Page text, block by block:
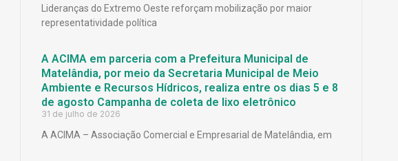
Lideranças do Extremo Oeste reforçam mobilização por maior
representatividade política
A ACIMA em parceria com a Prefeitura Municipal de
Matelândia, por meio da Secretaria Municipal de Meio
Ambiente e Recursos Hídricos, realiza entre os dias 5 e 8
de agosto Campanha de coleta de lixo eletrônico
31 de julho de 2026
A ACIMA – Associação Comercial e Empresarial de Matelândia, em